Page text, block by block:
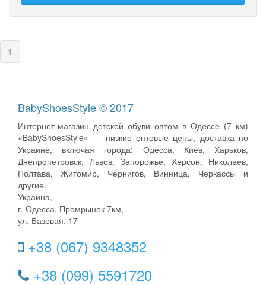
1
BabyShoesStyle © 2017
Интернет-магазин детской обуви оптом в Одессе (7 км)
«BabyShoesStyle» — низкие оптовые цены, доставка по
Украине, включая города: Одесса, Киев, Харьков,
Днепропетровск, Львов, Запорожье, Херсон, Николаев,
Полтава, Житомир, Чернигов, Винница, Черкассы и
другие.
Украина,
г. Одесса, Промрынок 7км,
ул. Базовая, 17
+38 (067) 9348352
+38 (099) 5591720